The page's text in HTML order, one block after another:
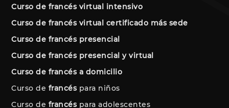
Curso de francés virtual intensivo
Curso de francés virtual certificado más sede
Curso de francés presencial
Curso de francés presencial y virtual
Curso de francés a domicilio
Curso de francéspara niños
Curso de francéspara adolescentes